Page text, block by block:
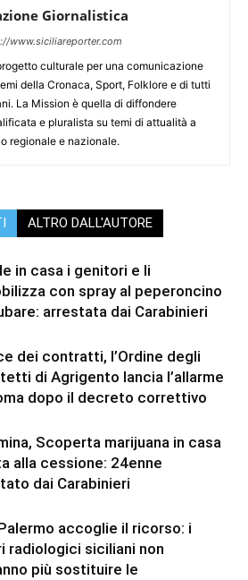
Giornalistica
www.siciliareporter.com
culturale per una comunicazione
della Cronaca, Sport, Folklore e di tutti
La Mission è quella di diffondere
e pluralista su temi di attualità a
regionale e nazionale.
ALTRO DALL'AUTORE
in casa i genitori e li
con spray al peperoncino
arrestata dai Carabinieri
dei contratti, l’Ordine degli
di Agrigento lancia l’allarme
dopo il decreto correttivo
Scoperta marijuana in casa
alla cessione: 24enne
dai Carabinieri
accoglie il ricorso: i
radiologici siciliani non
più sostituire le